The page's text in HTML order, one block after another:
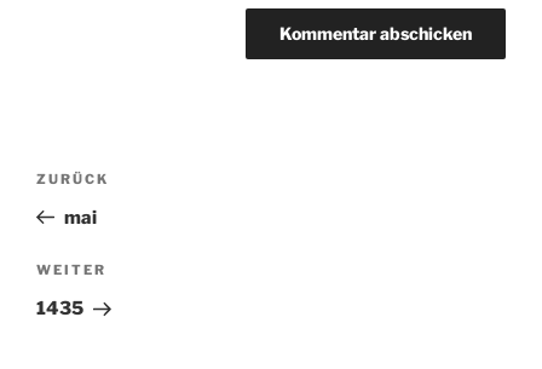
Beitragsnavigation
Vorheriger
Beitrag
ZURÜCK
mai
Nächster
Beitrag
WEITER
1435